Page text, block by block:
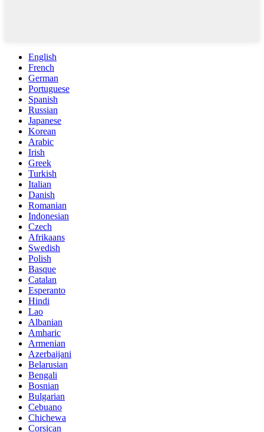
English
French
German
Portuguese
Spanish
Russian
Japanese
Korean
Arabic
Irish
Greek
Turkish
Italian
Danish
Romanian
Indonesian
Czech
Afrikaans
Swedish
Polish
Basque
Catalan
Esperanto
Hindi
Lao
Albanian
Amharic
Armenian
Azerbaijani
Belarusian
Bengali
Bosnian
Bulgarian
Cebuano
Chichewa
Corsican